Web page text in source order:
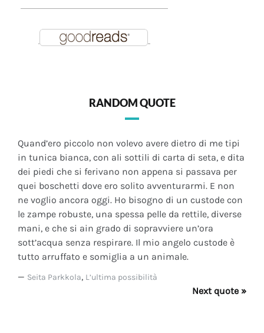
RANDOM QUOTE
Quand’ero piccolo non volevo avere dietro di me tipi
in tunica bianca, con ali sottili di carta di seta, e dita
dei piedi che si ferivano non appena si passava per
quei boschetti dove ero solito avventurarmi. E non
ne voglio ancora oggi. Ho bisogno di un custode con
le zampe robuste, una spessa pelle da rettile, diverse
mani, e che si ain grado di sopravviere un’ora
sott’acqua senza respirare. Il mio angelo custode è
tutto arruffato e somiglia a un animale.
— Seita Parkkola, L’ultima possibilità
Next quote »